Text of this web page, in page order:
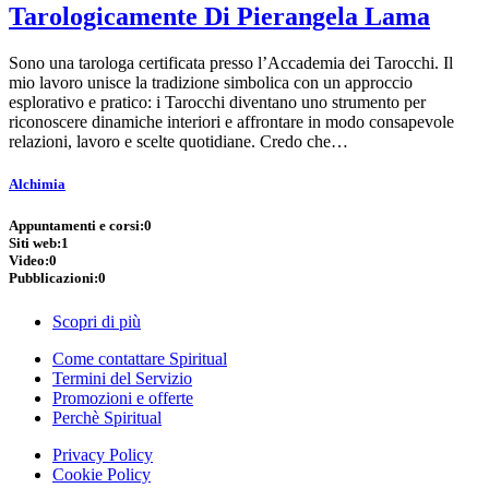
Tarologicamente Di Pierangela Lama
Sono una tarologa certificata presso l’Accademia dei Tarocchi. Il
mio lavoro unisce la tradizione simbolica con un approccio
esplorativo e pratico: i Tarocchi diventano uno strumento per
riconoscere dinamiche interiori e affrontare in modo consapevole
relazioni, lavoro e scelte quotidiane. Credo che…
Alchimia
Appuntamenti e corsi:0
Siti web:1
Video:0
Pubblicazioni:0
Scopri di più
Come contattare Spiritual
Termini del Servizio
Promozioni e offerte
Perchè Spiritual
Privacy Policy
Cookie Policy